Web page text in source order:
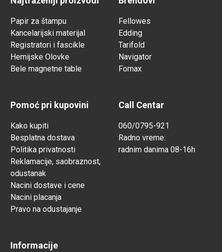
Papir za štampu
Kancelarijski materijal
Registratori i fascikle
Hemijske Olovke
Bele magnetne table
Fellowes
Edding
Tarifold
Navigator
Fornax
Pomoć pri kupovini
Kako kupiti
Besplatna dostava
Politika privatnosti
Reklamacije, saobraznost,
odustanak
Nacini dostave i cene
Nacini placanja
Pravo na odustajanje
Call Centar
060/0795-921
Radno vreme:
radnim danima 08-16h
Informacije